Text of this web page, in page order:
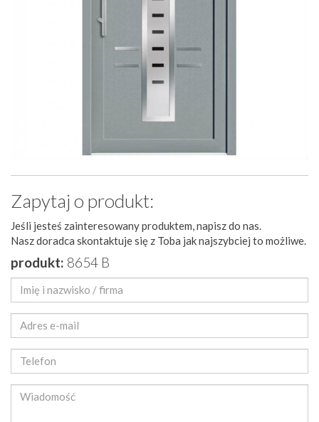
Zapytaj o produkt:
Jeśli jesteś zainteresowany produktem, napisz do nas.
Nasz doradca skontaktuje się z Toba jak najszybciej to możliwe.
produkt: 8654 B